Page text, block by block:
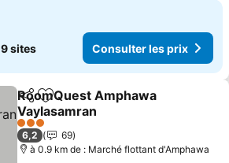
9 sites Consulter les prix
PartagerAjouter à mes favoris
RoomQuest Amphawa
Vaylasamran
Consulter les prix
3 Étoiles
6,2
69
à 0.9 km de : Marché flottant d'Amphawa